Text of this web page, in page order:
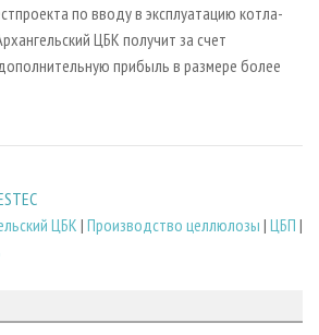
по вводу в эксплуатацию котла-
ЦБК получит за счет
прибыль в размере более
ЦБК | Производство целлюлозы | ЦБП |